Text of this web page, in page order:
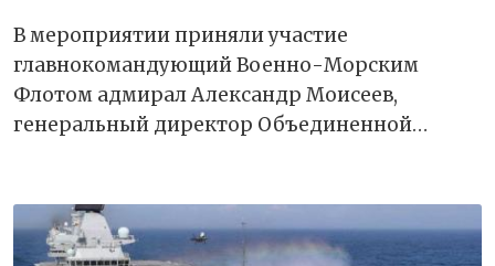
В мероприятии приняли участие
главнокомандующий Военно-Морским
Флотом адмирал Александр Моисеев,
генеральный директор Объединенной…